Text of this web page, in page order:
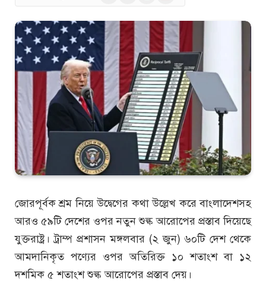
জোরপূর্বক শ্রম নিয়ে উদ্বেগের কথা উল্লেখ করে বাংলাদেশসহ
আরও ৫৯টি দেশের ওপর নতুন শুল্ক আরোপের প্রস্তাব দিয়েছে
যুক্তরাষ্ট্র। ট্রাম্প প্রশাসন মঙ্গলবার (২ জুন) ৬০টি দেশ থেকে
আমদানিকৃত পণ্যের ওপর অতিরিক্ত ১০ শতাংশ বা ১২
দশমিক ৫ শতাংশ শুল্ক আরোপের প্রস্তাব দেয়।